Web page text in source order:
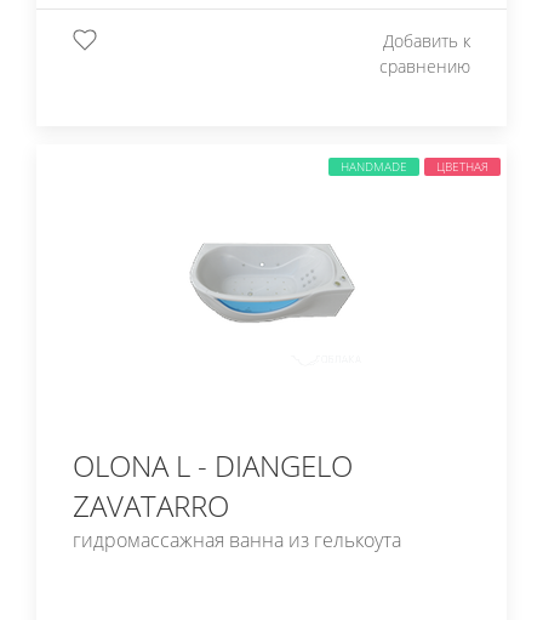
Добавить к
сравнению
HANDMADE ЦВЕТНАЯ
OLONA L - DIANGELO
ZAVATARRO
гидромассажная ванна из гелькоута